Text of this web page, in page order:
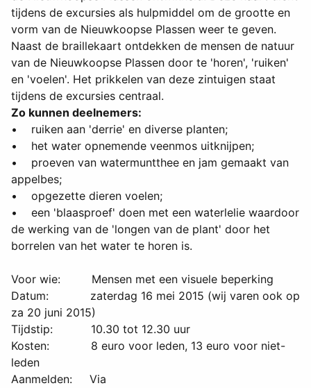
tijdens de excursies als hulpmiddel om de grootte en
vorm van de Nieuwkoopse Plassen weer te geven.
Naast de braillekaart ontdekken de mensen de natuur
van de Nieuwkoopse Plassen door te 'horen', 'ruiken'
en 'voelen'. Het prikkelen van deze zintuigen staat
tijdens de excursies centraal.
Zo kunnen deelnemers:
• ruiken aan 'derrie' en diverse planten;
• het water opnemende veenmos uitknijpen;
• proeven van watermuntthee en jam gemaakt van
appelbes;
• opgezette dieren voelen;
• een 'blaasproef' doen met een waterlelie waardoor
de werking van de 'longen van de plant' door het
borrelen van het water te horen is.
Voor wie: Mensen met een visuele beperking
Datum: zaterdag 16 mei 2015 (wij varen ook op
za 20 juni 2015)
Tijdstip: 10.30 tot 12.30 uur
Kosten: 8 euro voor leden, 13 euro voor niet-
leden
Aanmelden: Via